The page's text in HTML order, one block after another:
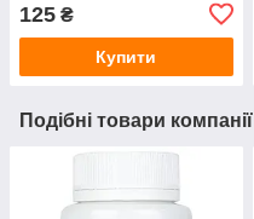
125 ₴
Купити
Подібні товари компанії